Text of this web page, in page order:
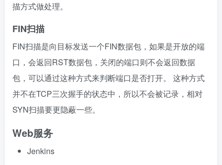
描方式做处理。
FIN扫描
FIN扫描是向目标发送一个FIN数据包，如果是开放的端
口，会返回RST数据包，关闭的端口则不会返回数据
包，可以通过这种方式来判断端口是否打开。 这种方式
并不在TCP三次握手的状态中，所以不会被记录，相对
SYN扫描要更隐蔽一些。
Web服务
Jenkins